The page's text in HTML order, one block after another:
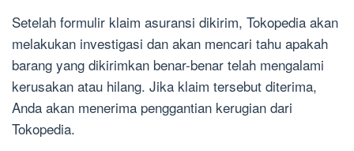
Setelah formulir klaim asuransi dikirim, Tokopedia akan
melakukan investigasi dan akan mencari tahu apakah
barang yang dikirimkan benar-benar telah mengalami
kerusakan atau hilang. Jika klaim tersebut diterima,
Anda akan menerima penggantian kerugian dari
Tokopedia.